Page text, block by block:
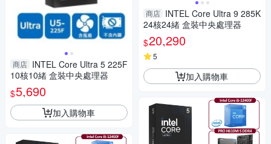
商店 INTEL Core Ultra 5 225F
10核10緒 盒裝中央處理器
$5,690
加入購物車
商店 INTEL Core Ultra 9 285K
24核24緒 盒裝中央處理器
$20,290
5
加入購物車